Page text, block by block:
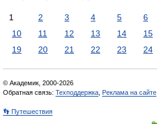
1 2 3 4 5 6
10
11 12 13 14 15
19
20 21 22 23 24
© Академик, 2000-2026
Обратная связь: Техподдержка Реклама на сайте
👣 Путешествия